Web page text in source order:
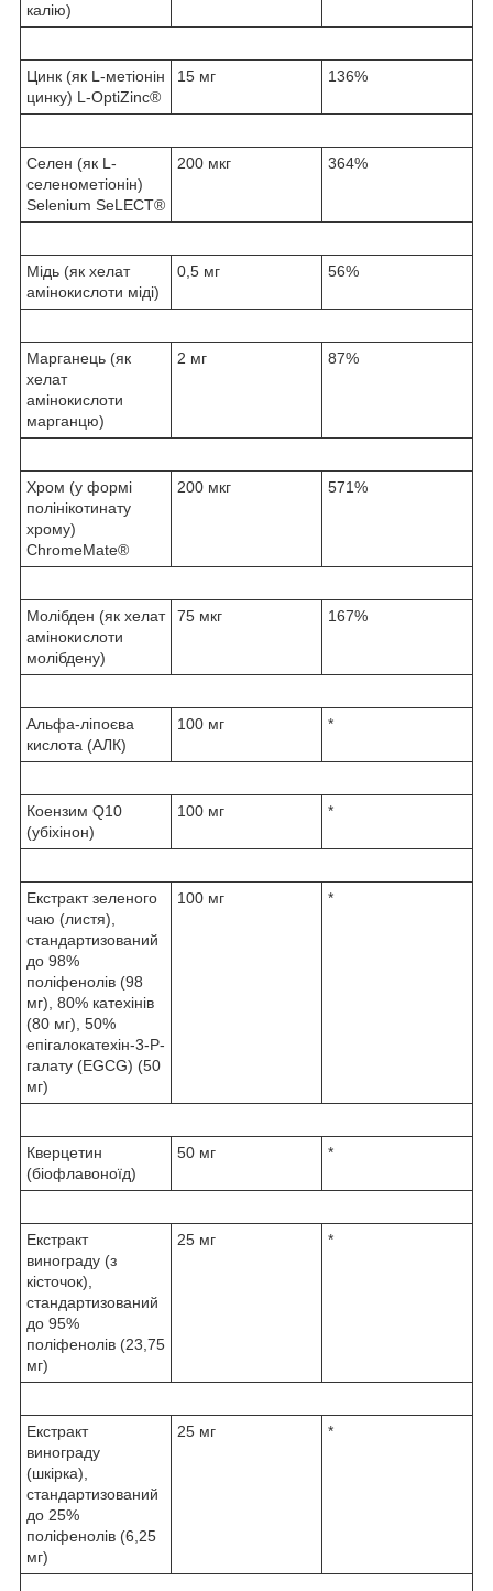
калію)
Цинк (як L-метіонін
цинку) L-OptiZinc®
15 мг 136%
Селен (як L-
селенометіонін)
Selenium SeLECT®
200 мкг 364%
Мідь (як хелат
амінокислоти міді)
0,5 мг 56%
Марганець (як
хелат
амінокислоти
марганцю)
2 мг 87%
Хром (у формі
полінікотинату
хрому)
ChromeMate®
200 мкг 571%
Молібден (як хелат
амінокислоти
молібдену)
75 мкг 167%
Альфа-ліпоєва
кислота (АЛК)
100 мг *
Коензим Q10
(убіхінон)
100 мг *
Екстракт зеленого
чаю (листя),
стандартизований
до 98%
поліфенолів (98
мг), 80% катехінів
(80 мг), 50%
епігалокатехін-3-Р-
галату (EGCG) (50
мг)
100 мг *
Кверцетин
(біофлавоноїд)
50 мг *
Екстракт
винограду (з
кісточок),
стандартизований
до 95%
поліфенолів (23,75
мг)
25 мг *
Екстракт
винограду
(шкірка),
стандартизований
до 25%
поліфенолів (6,25
мг)
25 мг *